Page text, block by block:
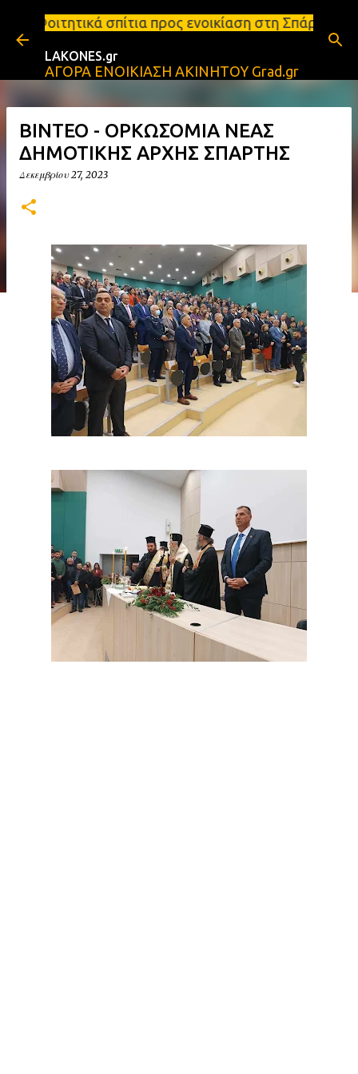
Μετάβαση στο κύριο περιεχόμενο
προς ενοικίαση στη Σπάρτη Ενοικιάσεις
LAKONES.gr
ΑΓΟΡΑ ΕΝΟΙΚΙΑΣΗ ΑΚΙΝΗΤΟΥ Grad.gr
ΒΙΝΤΕΟ - ΟΡΚΩΣΟΜΙΑ ΝΕΑΣ
ΔΗΜΟΤΙΚΗΣ ΑΡΧΗΣ ΣΠΑΡΤΗΣ
Δεκεμβρίου 27, 2023